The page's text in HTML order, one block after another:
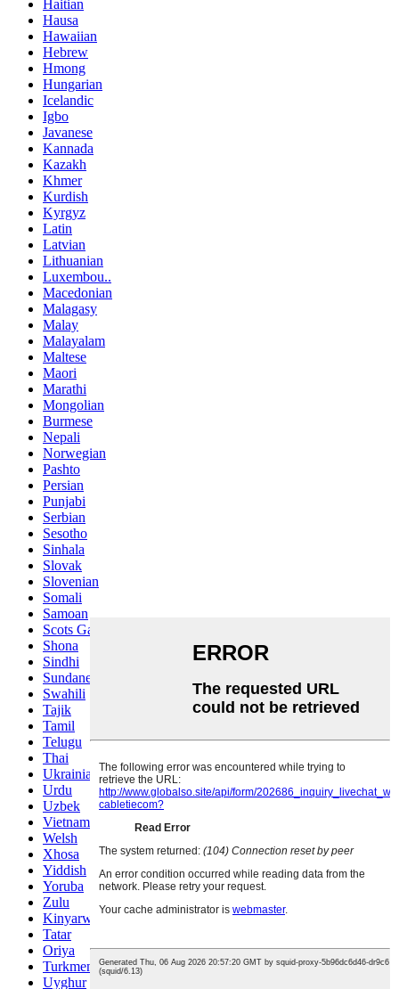
Haitian
Hausa
Hawaiian
Hebrew
Hmong
Hungarian
Icelandic
Igbo
Javanese
Kannada
Kazakh
Khmer
Kurdish
Kyrgyz
Latin
Latvian
Lithuanian
Luxembou..
Macedonian
Malagasy
Malay
Malayalam
Maltese
Maori
Marathi
Mongolian
Burmese
Nepali
Norwegian
Pashto
Persian
Punjabi
Serbian
Sesotho
Sinhala
Slovak
Slovenian
Somali
Samoan
Scots Gaelic
Shona
Sindhi
Sundanese
Swahili
Tajik
Tamil
Telugu
Thai
Ukrainian
Urdu
Uzbek
Vietnamese
Welsh
Xhosa
Yiddish
Yoruba
Zulu
Kinyarwanda
Tatar
Oriya
Turkmen
Uyghur